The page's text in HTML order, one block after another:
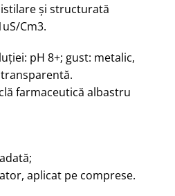
şi structurată
Cm3.
pH 8+; gust: metalic,
farmaceutică albastru
aplicat pe comprese.